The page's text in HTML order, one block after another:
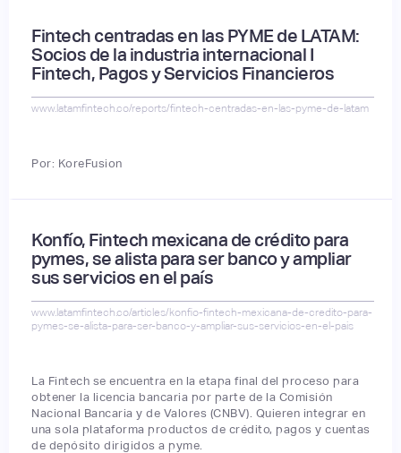
Fintech centradas en las PYME de LATAM:
Socios de la industria internacional I
Fintech, Pagos y Servicios Financieros
www.latamfintech.co/reports/fintech-centradas-en-las-pyme-de-latam
Por: KoreFusion
Konfío, Fintech mexicana de crédito para
pymes, se alista para ser banco y ampliar
sus servicios en el país
www.latamfintech.co/articles/konfio-fintech-mexicana-de-credito-para-
pymes-se-alista-para-ser-banco-y-ampliar-sus-servicios-en-el-pais
La Fintech se encuentra en la etapa final del proceso para
obtener la licencia bancaria por parte de la Comisión
Nacional Bancaria y de Valores (CNBV). Quieren integrar en
una sola plataforma productos de crédito, pagos y cuentas
de depósito dirigidos a pyme.